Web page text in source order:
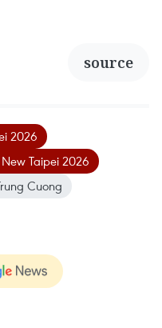
source
2026
Taipei 2026
Cuong